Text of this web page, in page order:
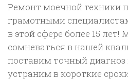
Ремонт моечной техники
грамотными
в этой сфере более 15 лет!
сомневаться в нашей
поставим точный диагноз
устраним в короткие